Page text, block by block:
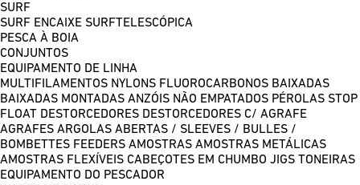
SURF
SURF ENCAIXE SURFTELESCÓPICA
PESCA À BOIA
CONJUNTOS
EQUIPAMENTO DE LINHA
MULTIFILAMENTOS NYLONS FLUOROCARBONOS BAIXADAS
BAIXADAS MONTADAS ANZÓIS NÃO EMPATADOS PÉROLAS STOP
FLOAT DESTORCEDORES DESTORCEDORES C/ AGRAFE
AGRAFES ARGOLAS ABERTAS / SLEEVES / BULLES /
BOMBETTES FEEDERS AMOSTRAS AMOSTRAS METÁLICAS
AMOSTRAS FLEXÍVEIS CABEÇOTES EM CHUMBO JIGS TONEIRAS
EQUIPAMENTO DO PESCADOR